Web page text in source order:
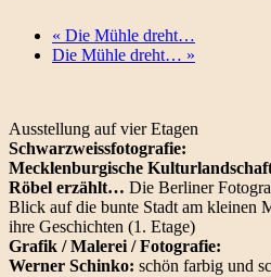
« Die Mühle dreht…
Die Mühle dreht… »
Ausstellung auf vier Etagen
Schwarzweissfotografie:
Mecklenburgische
Röbel erzählt… Die Berliner
Blick auf die bunte Stadt am kleinen
ihre Geschichten (1. Etage)
Grafik / Malerei / Fotografie:
Werner Schinko: schön farbig und